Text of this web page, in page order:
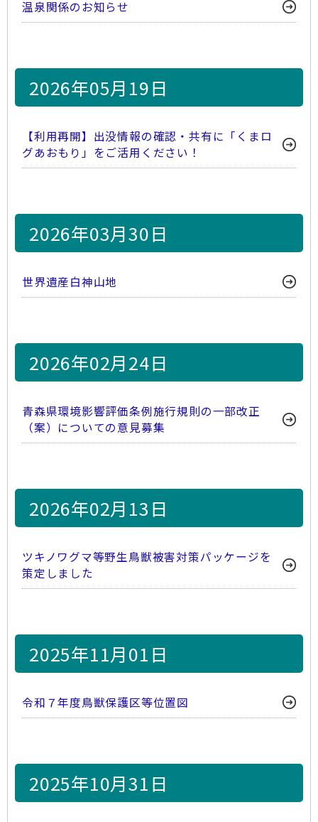
温泉関係のお知らせ
2026年05月19日
【利用再開】出没情報の確認・共有に「くまロ
グあおもり」をご活用ください！
2026年03月30日
世界遺産白神山地
2026年02月24日
青森県環境影響評価条例施行規則の一部改正
（案）についての意見募集
2026年02月13日
ツキノワグマ等野生鳥獣被害対策パッケージを
策定しました
2025年11月01日
令和７年度鳥獣保護区等位置図
2025年10月31日